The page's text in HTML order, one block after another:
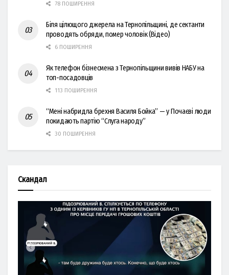
78 ПОШИРЕННЯ
Біля цілющого джерела на Тернопільщині, де сектанти
проводять обряди, помер чоловік (Відео)
6 ПОШИРЕННЯ
Як телефон бізнесмена з Тернопільщини вивів НАБУ на
топ-посадовців
113 ПОШИРЕННЯ
“Мені набридла брехня Василя Бойка” — у Почаєві люди
покидають партію “Слуга народу”
30 ПОШИРЕННЯ
Скандал